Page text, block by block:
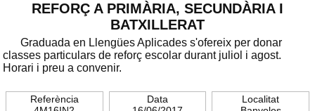
REFORÇ A PRIMÀRIA, SECUNDÀRIA I
BATXILLERAT
Graduada en Llengües Aplicades s'ofereix per donar
classes particulars de reforç escolar durant juliol i agost.
Horari i preu a convenir.
Referència
Data
Localitat